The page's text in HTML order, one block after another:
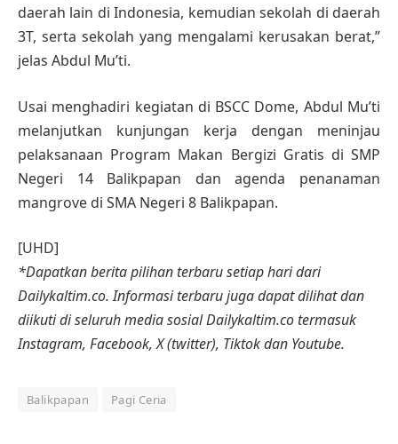
daerah lain di Indonesia, kemudian sekolah di daerah
3T, serta sekolah yang mengalami kerusakan berat,”
jelas Abdul Mu’ti.
Usai menghadiri kegiatan di BSCC Dome, Abdul Mu’ti
melanjutkan kunjungan kerja dengan meninjau
pelaksanaan Program Makan Bergizi Gratis di SMP
Negeri 14 Balikpapan dan agenda penanaman
mangrove di SMA Negeri 8 Balikpapan.
[UHD]
*Dapatkan berita pilihan terbaru setiap hari dari
Dailykaltim.co. Informasi terbaru juga dapat dilihat dan
diikuti di seluruh media sosial Dailykaltim.co termasuk
Instagram, Facebook, X (twitter), Tiktok dan Youtube.
Balikpapan Pagi Ceria